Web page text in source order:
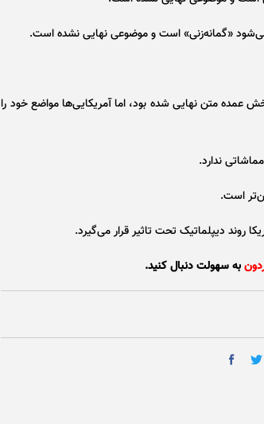
می‌شود «گمانه‌زنی» است و موضوعی نهایی نشده است.
عمده متن نهایی شده بود، اما آمریکایی‌ها مواضع خود را
ندارد.
است.
روند دیپلماتیک تحت تاثیر قرار می‌گیرد.
به سهولت دنبال کنید.